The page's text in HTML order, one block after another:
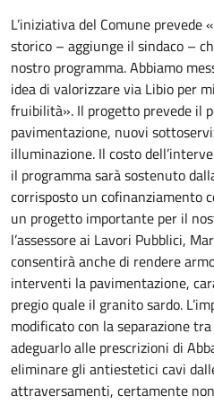
L’iniziativa del Comune prevede
storico – aggiunge il sindaco –
nostro programma. Abbiamo
idea di valorizzare via Libio per
fruibilità». Il progetto prevede il
pavimentazione, nuovi
illuminazione. Il costo
il programma sarà sostenuto
corrisposto un cofinanziamento
un progetto importante per il
l’assessore ai Lavori Pubblici,
consentirà anche di rendere
interventi la pavimentazione,
pregio quale il granito sardo.
modificato con la separazione
adeguarlo alle prescrizioni di
eliminare gli antiestetici cavi
attraversamenti, certamente